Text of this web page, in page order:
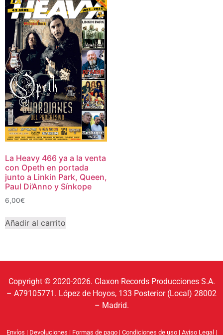
La Heavy 466 ya a la venta
con Opeth en portada
junto a Linkin Park, Queen,
Paul Di’Anno y Sínkope
6,00€
Añadir al carrito
Copyright © 2020-2026. Claxon Records Producciones S.A.
– A79105771. López de Hoyos, 133 Posterior (Local) 28002
– Madrid.
Envíos | Devoluciones | Formas de pago| Condiciones de uso| Aviso Legal |